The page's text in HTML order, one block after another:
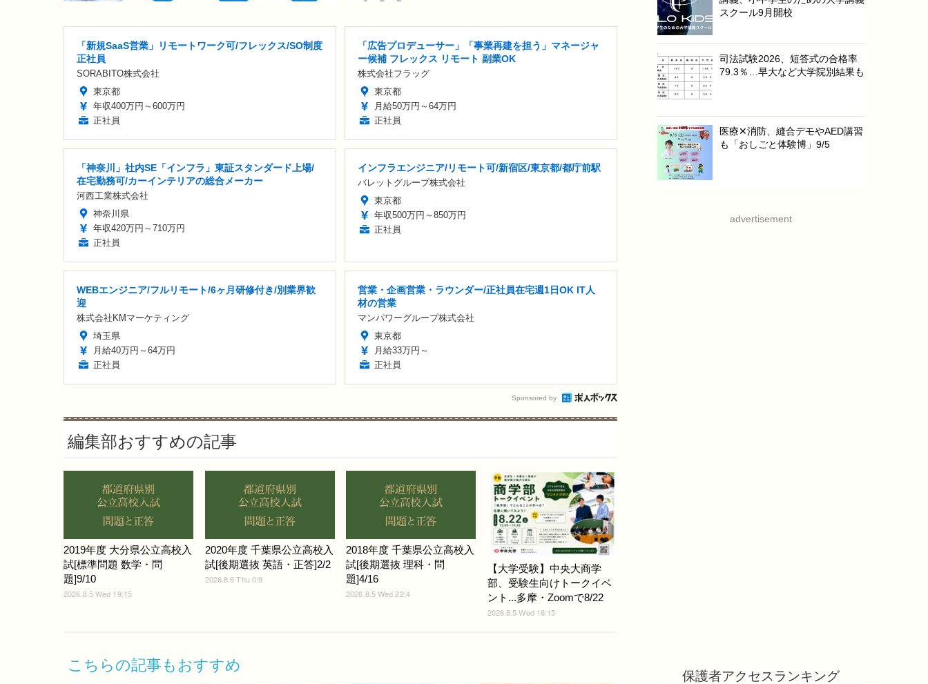
「新規SaaS営業」リモートワーク可/フレックス/SO制度
正社員
SORABITO株式会社
東京都
年収400万円～600万円
正社員
「広告プロデューサー」「事業再建を担う」マネージャ
ー候補 フレックス リモート 副業OK
株式会社フラッグ
東京都
月給50万円～64万円
正社員
「神奈川」社内SE「インフラ」東証スタンダード上場/
在宅勤務可/カーインテリアの総合メーカー
河西工業株式会社
神奈川県
年収420万円～710万円
正社員
インフラエンジニア/リモート可/新宿区/東京都/都庁前駅
バレットグループ株式会社
東京都
年収500万円～850万円
正社員
WEBエンジニア/フルリモート/6ヶ月研修付き/別業界歓
迎
株式会社KMマーケティング
埼玉県
月給40万円～64万円
正社員
営業・企画営業・ラウンダー/正社員在宅週1日OK IT人
材の営業
マンパワーグループ株式会社
東京都
月給33万円～
正社員
Sponsored by
編集部おすすめの記事
2019年度 大分県公立高校入
試[標準問題 数学・問
題]9/10
2026.8.5 Wed 19:15
2020年度 千葉県公立高校入
試[後期選抜 英語・正答]2/2
2026.8.6 Thu 0:9
2018年度 千葉県公立高校入
試[後期選抜 理科・問
題]4/16
2026.8.5 Wed 22:4
【大学受験】中央大商学
部、受験生向けトークイベ
ント...多摩・Zoomで8/22
2026.8.5 Wed 16:15
こちらの記事もおすすめ
スクール9月開校
司法試験2026、短答式の合格率
79.3％…早大など大学院別結果も
医療✕消防、縫合デモやAED講習
も「おしごと体験博」9/5
advertisement
保護者アクセスランキング